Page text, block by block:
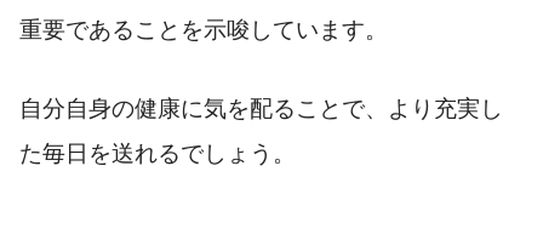
重要であることを示唆しています。
自分自身の健康に気を配ることで、より充実し
た毎日を送れるでしょう。